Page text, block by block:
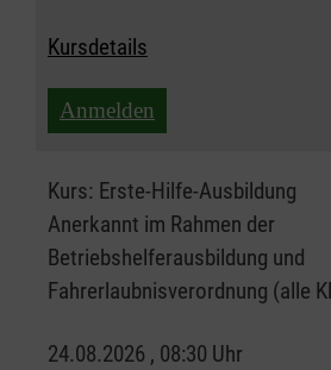
Kursdetails
Anmelden
Kurs: Erste-Hilfe-Ausbildung
Anerkannt im Rahmen der
Betriebshelferausbildung und
Fahrerlaubnisverordnung (alle
24.08.2026 , 08:30 Uhr